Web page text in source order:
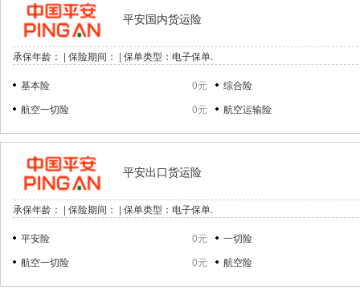
平安国内货运险
承保年龄： | 保险期间： | 保单类型：电子保单.
基本险 0元
综合险
航空一切险
0元 航空运输险
平安出口货运险
承保年龄： | 保险期间： | 保单类型：电子保单.
平安险 0元
一切险
航空一切险
0元 航空险